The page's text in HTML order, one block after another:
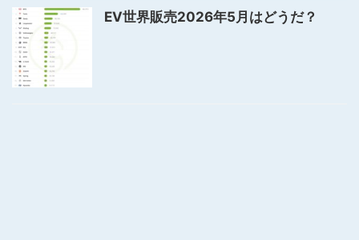
EV世界販売2026年5月はどうだ？